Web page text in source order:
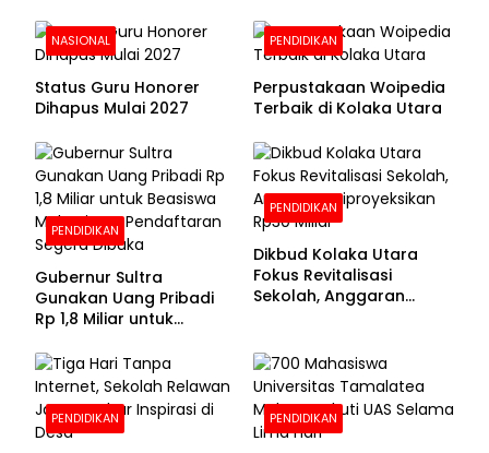
Foto Putrinya Perlihatkan
Ijazah
NASIONAL
Status Guru Honorer
Dihapus Mulai 2027
PENDIDIKAN
Perpustakaan Woipedia
Terbaik di Kolaka Utara
PENDIDIKAN
Gubernur Sultra
Gunakan Uang Pribadi
Rp 1,8 Miliar untuk
Pendaftaran Segera
Dibuka
PENDIDIKAN
Dikbud Kolaka Utara
Fokus Revitalisasi
Sekolah, Anggaran
PENDIDIKAN PENDIDIKAN